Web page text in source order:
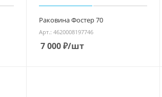
Раковина Фостер 70
Арт.: 4620008197746
7 000₽/шт